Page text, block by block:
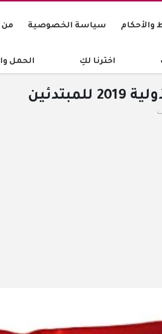
سياسة الخصوصية من نحن
اخترنا لكِ الحمل والولادة